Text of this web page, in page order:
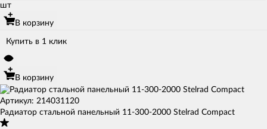
шт
В корзину
Купить в 1 клик
В корзину
Артикул: 214031120
Радиатор стальной панельный 11-300-2000 Stelrad Compact